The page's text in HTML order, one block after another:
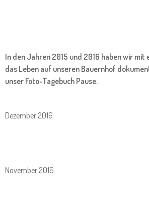
In den Jahren 2015 und 2016 haben wir mit
das Leben auf unseren Bauernhof
unser Foto-Tagebuch Pause.
Dezember 2016
November 2016